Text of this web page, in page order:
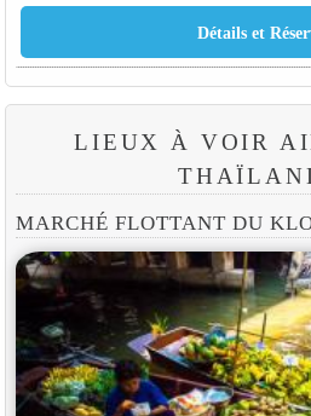
LIEUX À VOIR
MARCHÉ FLOTTANT DU